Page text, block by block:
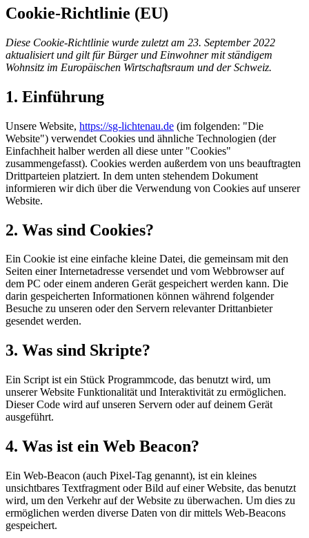
Cookie-Richtlinie (EU)
Diese Cookie-Richtlinie wurde zuletzt am 23. September 2022
aktualisiert und gilt für Bürger und Einwohner mit ständigem
Wohnsitz im Europäischen Wirtschaftsraum und der Schweiz.
1. Einführung
Unsere Website, https://sg-lichtenau.de (im folgenden: "Die
Website") verwendet Cookies und ähnliche Technologien (der
Einfachheit halber werden all diese unter "Cookies"
zusammengefasst). Cookies werden außerdem von uns beauftragten
Drittparteien platziert. In dem unten stehendem Dokument
informieren wir dich über die Verwendung von Cookies auf unserer
Website.
2. Was sind Cookies?
Ein Cookie ist eine einfache kleine Datei, die gemeinsam mit den
Seiten einer Internetadresse versendet und vom Webbrowser auf
dem PC oder einem anderen Gerät gespeichert werden kann. Die
darin gespeicherten Informationen können während folgender
Besuche zu unseren oder den Servern relevanter Drittanbieter
gesendet werden.
3. Was sind Skripte?
Ein Script ist ein Stück Programmcode, das benutzt wird, um
unserer Website Funktionalität und Interaktivität zu ermöglichen.
Dieser Code wird auf unseren Servern oder auf deinem Gerät
ausgeführt.
4. Was ist ein Web Beacon?
Ein Web-Beacon (auch Pixel-Tag genannt), ist ein kleines
unsichtbares Textfragment oder Bild auf einer Website, das benutzt
wird, um den Verkehr auf der Website zu überwachen. Um dies zu
ermöglichen werden diverse Daten von dir mittels Web-Beacons
gespeichert.